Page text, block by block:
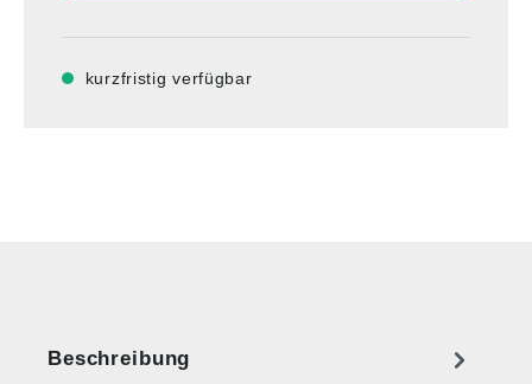
kurzfristig verfügbar
Beschreibung